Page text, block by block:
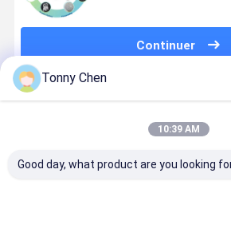
Continuer
Produits Recommandés
Tonny Chen
10:39 AM
Good day, what product are you looking